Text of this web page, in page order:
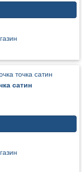
сатин